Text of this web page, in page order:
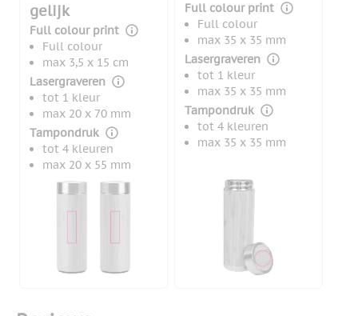
gelijk
Full colour print
Full colour
max 3,5 x 15 cm
Lasergraveren
tot 1 kleur
max 20 x 70 mm
Tampondruk
tot 4 kleuren
max 20 x 55 mm
Full colour print
Full colour
max 35 x 35 mm
Lasergraveren
tot 1 kleur
max 35 x 35 mm
Tampondruk
tot 4 kleuren
max 35 x 35 mm